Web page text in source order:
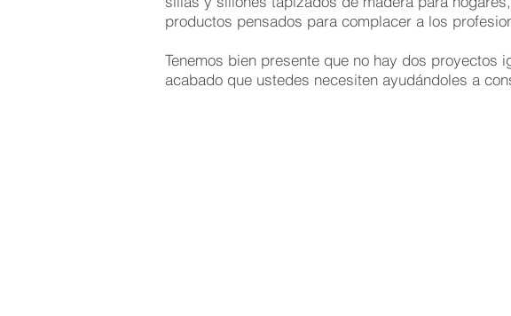
productos pensados para complacer a los
Tenemos bien presente que no hay dos
acabado que ustedes necesiten ayudándoles a